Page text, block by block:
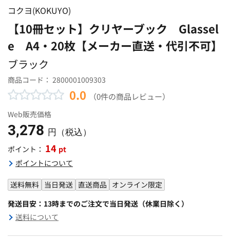
コクヨ(KOKUYO)
【10冊セット】クリヤーブック Glassel
e A4・20枚【メーカー直送・代引不可】
ブラック
商品コード： 2800001009303
0.0 （0件の商品レビュー）
Web販売価格
3,278 円（税込）
ポイント： 14 pt
ポイントについて
送料無料 当日発送 直送商品 オンライン限定
発送目安：13時までのご注文で当日発送（休業日除く）
送料について